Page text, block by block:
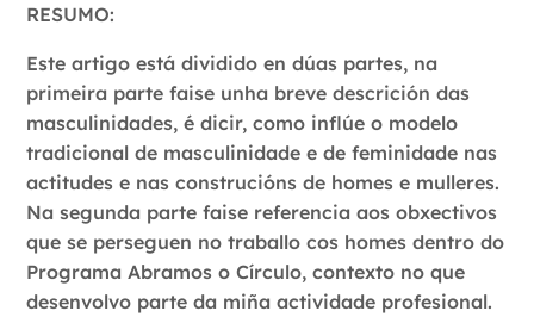
RESUMO:
Este artigo está dividido en dúas partes, na
primeira parte faise unha breve descrición das
masculinidades, é dicir, como inflúe o modelo
tradicional de masculinidade e de feminidade nas
actitudes e nas construcións de homes e mulleres.
Na segunda parte faise referencia aos obxectivos
que se perseguen no traballo cos homes dentro do
Programa Abramos o Círculo, contexto no que
desenvolvo parte da miña actividade profesional.